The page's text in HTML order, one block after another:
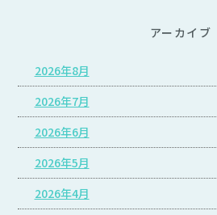
アーカイブ
2026年8月
2026年7月
2026年6月
2026年5月
2026年4月